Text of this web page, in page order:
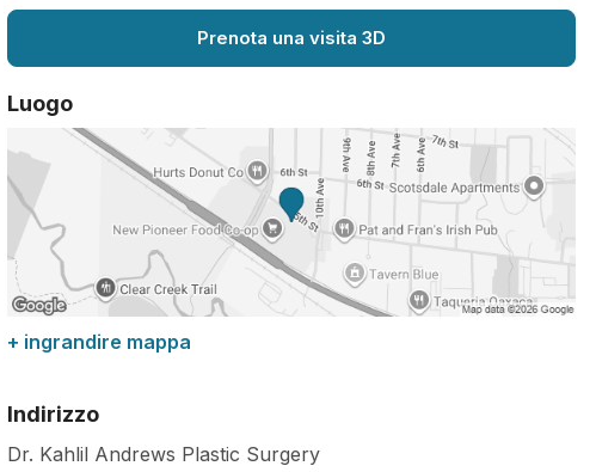
Prenota una visita 3D
Luogo
+ ingrandire mappa
Indirizzo
Dr. Kahlil Andrews Plastic Surgery